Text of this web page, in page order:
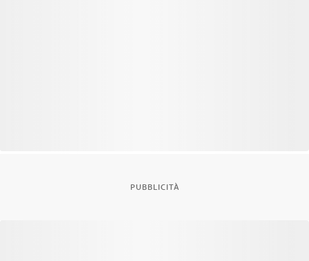
PUBBLICITÀ